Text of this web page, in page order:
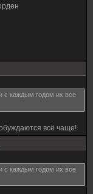
с каждым годом их все
всё чаще!
с каждым годом их все